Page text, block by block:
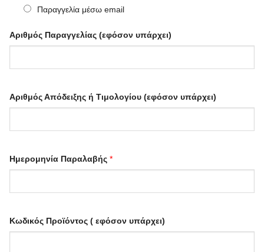
Παραγγελία μέσω email
Αριθμός Παραγγελίας (εφόσον υπάρχει)
Αριθμός Απόδειξης ή Τιμολογίου (εφόσον υπάρχει)
Ημερομηνία Παραλαβής *
Κωδικός Προϊόντος ( εφόσον υπάρχει)